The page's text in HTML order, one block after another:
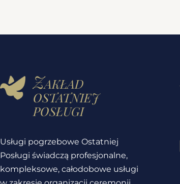
Zakład
ostatniej
posługi
Usługi pogrzebowe Ostatniej
Posługi świadczą profesjonalne,
kompleksowe, całodobowe usługi